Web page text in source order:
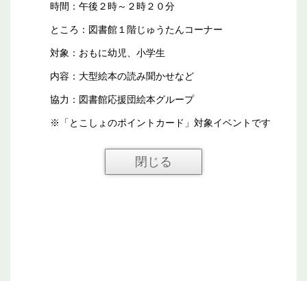
時間：午後２時～２時２０分
ところ：図書館１階じゅうたんコーナー
対象：おもに幼児、小学生
内容：大型絵本の読み聞かせなど
協力：図書館応援団絵本グループ
※「とこしょのポイントカード」対象イベントです